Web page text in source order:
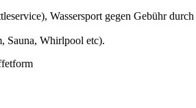
Wassersport gegen Gebühr
Sauna, Whirlpool etc).